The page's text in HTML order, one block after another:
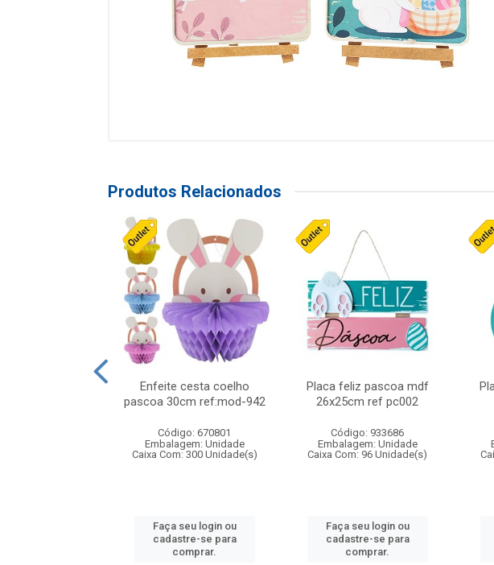
Produtos Relacionados
Enfeite cesta coelho
pascoa 30cm ref:mod-942
Código: 670801
Embalagem: Unidade
Caixa Com: 300 Unidade(s)
Faça seu login ou
cadastre-se para
comprar.
Placa feliz pascoa mdf
26x25cm ref pc002
Código: 933686
Embalagem: Unidade
Caixa Com: 96 Unidade(s)
Faça seu login ou
cadastre-se para
comprar.